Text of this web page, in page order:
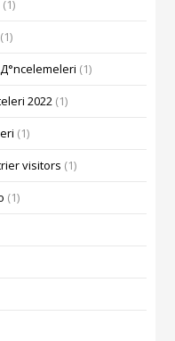
(1)
(1)
(1)
2022 (1)
(1)
visitors (1)
(1)